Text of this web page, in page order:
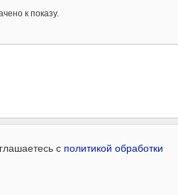
к показу.
с политикой обработки